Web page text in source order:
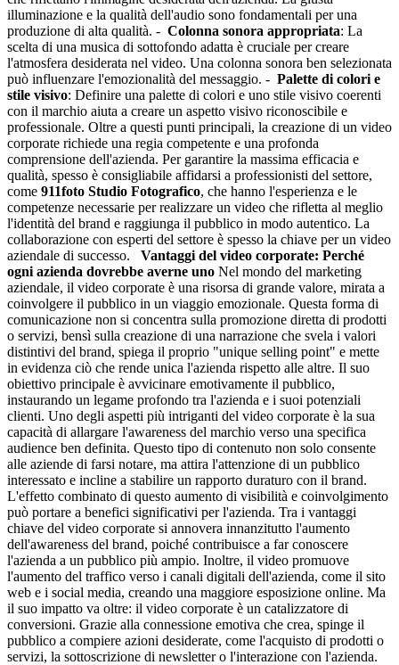
illuminazione e la qualità dell'audio sono fondamentali per una
produzione di alta qualità. - Colonna sonora appropriata: La
scelta di una musica di sottofondo adatta è cruciale per creare
l'atmosfera desiderata nel video. Una colonna sonora ben selezionata
può influenzare l'emozionalità del messaggio. - Palette di colori e
stile visivo: Definire una palette di colori e uno stile visivo coerenti
con il marchio aiuta a creare un aspetto visivo riconoscibile e
professionale. Oltre a questi punti principali, la creazione di un video
corporate richiede una regia competente e una profonda
comprensione dell'azienda. Per garantire la massima efficacia e
qualità, spesso è consigliabile affidarsi a professionisti del settore,
come 911foto Studio Fotografico, che hanno l'esperienza e le
competenze necessarie per realizzare un video che rifletta al meglio
l'identità del brand e raggiunga il pubblico in modo autentico. La
collaborazione con esperti del settore è spesso la chiave per un video
aziendale di successo. Vantaggi del video corporate: Perché
ogni azienda dovrebbe averne uno Nel mondo del marketing
aziendale, il video corporate è una risorsa di grande valore, mirata a
coinvolgere il pubblico in un viaggio emozionale. Questa forma di
comunicazione non si concentra sulla promozione diretta di prodotti
o servizi, bensì sulla creazione di una narrazione che svela i valori
distintivi del brand, spiega il proprio "unique selling point" e mette
in evidenza ciò che rende unica l'azienda rispetto alle altre. Il suo
obiettivo principale è avvicinare emotivamente il pubblico,
instaurando un legame profondo tra l'azienda e i suoi potenziali
clienti. Uno degli aspetti più intriganti del video corporate è la sua
capacità di allargare l'awareness del marchio verso una specifica
audience ben definita. Questo tipo di contenuto non solo consente
alle aziende di farsi notare, ma attira l'attenzione di un pubblico
interessato e incline a stabilire un rapporto duraturo con il brand.
L'effetto combinato di questo aumento di visibilità e coinvolgimento
può portare a benefici significativi per l'azienda. Tra i vantaggi
chiave del video corporate si annovera innanzitutto l'aumento
dell'awareness del brand, poiché contribuisce a far conoscere
l'azienda a un pubblico più ampio. Inoltre, il video promuove
l'aumento del traffico verso i canali digitali dell'azienda, come il sito
web e i social media, creando una maggiore esposizione online. Ma
il suo impatto va oltre: il video corporate è un catalizzatore di
conversioni. Grazie alla connessione emotiva che crea, spinge il
pubblico a compiere azioni desiderate, come l'acquisto di prodotti o
servizi, la sottoscrizione di newsletter o l'interazione con l'azienda.